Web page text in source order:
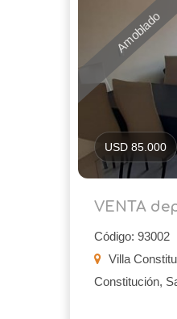
Amoblado
USD 85.000
VENTA
Código: 93002
Villa
Constitución,